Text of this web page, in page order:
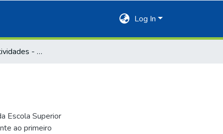
Log In
Relatório de Atividades - 1998
Escola Superior
ao primeiro